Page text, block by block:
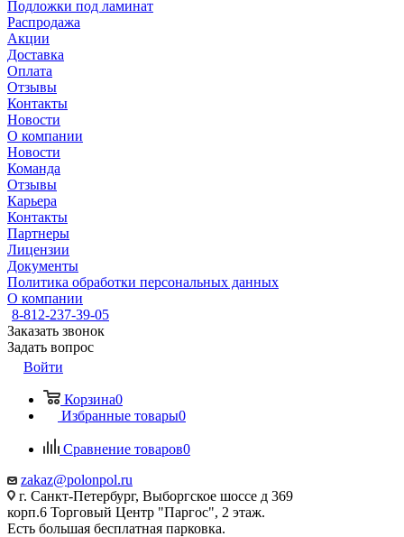
Подложки под ламинат
Распродажа
Акции
Доставка
Оплата
Отзывы
Контакты
Новости
О компании
Новости
Команда
Отзывы
Карьера
Контакты
Партнеры
Лицензии
Документы
Политика обработки персональных данных
О компании
8-812-237-39-05
Заказать звонок
Задать вопрос
Войти
Корзина0
Избранные товары0
Сравнение товаров0
zakaz@polonpol.ru
г. Санкт-Петербург, Выборгское шоссе д 369
корп.6 Торговый Центр "Паргос", 2 этаж.
Есть большая бесплатная парковка.